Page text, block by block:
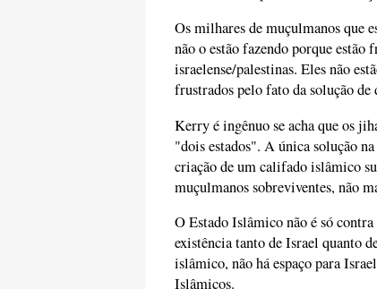
Os milhares de muçulmanos que
não o estão fazendo porque estão
israelense/palestinas. Eles não
frustrados pelo fato da solução de
Kerry é ingênuo se acha que os
"dois estados". A única solução
criação de um califado islâmico
muçulmanos sobreviventes, não
O Estado Islâmico não é só
existência tanto de Israel quanto
islâmico, não há espaço para
Islâmicos.